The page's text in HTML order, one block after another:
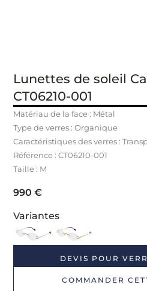
Lunettes de soleil
CT06210-001
Matériau de la face : Métal
Type de verres : Organique
Caractéristiques des verres :
Référence : CT06210-001
Taille : M
990€
Variantes
DEVIS POUR
COMMANDER